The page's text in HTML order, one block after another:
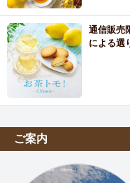
通信販売
による選
ご案内